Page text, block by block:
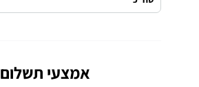
אמצעי תשלום